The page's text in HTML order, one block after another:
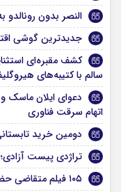
النصر بدون رونالدو
جدیدترین گوشی
کشف مقبره‌ای
سالم با کتیبه‌های
دعوای ایلان ماسک و
اتهام سرقت فناوری
دومین خرید
تراژدی پیست
۱۰۵ فیلم متقاضی حضور در چهل و سومین جشنواره فیلم فجر